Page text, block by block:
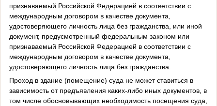
признаваемый Российской Федерацией в соответствии с
международным договором в качестве документа,
удостоверяющего личность лица без гражданства, или иной
документ, предусмотренный федеральным законом или
признаваемый Российской Федерацией в соответствии с
международным договором в качестве документа,
удостоверяющего личность лица без гражданства.
Проход в здание (помещение) суда не может ставиться в
зависимость от предъявления каких-либо иных документов, в
том числе обосновывающих необходимость посещения суда,